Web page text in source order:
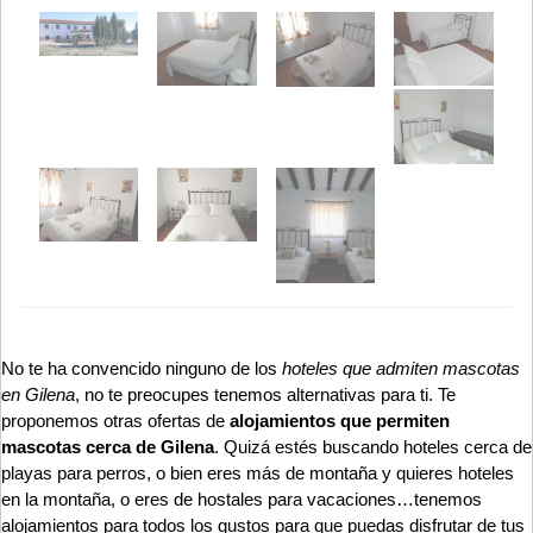
No te ha convencido ninguno de los hoteles que admiten mascotas
en Gilena, no te preocupes tenemos alternativas para ti. Te
proponemos otras ofertas de alojamientos que permiten
mascotas cerca de Gilena. Quizá estés buscando hoteles cerca de
playas para perros, o bien eres más de montaña y quieres hoteles
en la montaña, o eres de hostales para vacaciones…tenemos
alojamientos para todos los gustos para que puedas disfrutar de tus